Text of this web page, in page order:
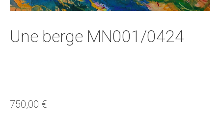
Une berge MN001/0424
750,00 €